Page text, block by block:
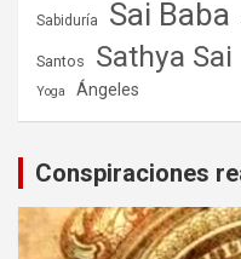
Sabiduría Sai Baba
Santos Sathya Sai
Yoga Ángeles
Conspiraciones